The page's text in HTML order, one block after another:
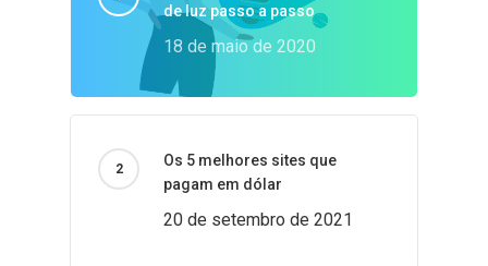
de luz passo a passo
18 de maio de 2020
Os 5 melhores sites que
pagam em dólar
20 de setembro de 2021